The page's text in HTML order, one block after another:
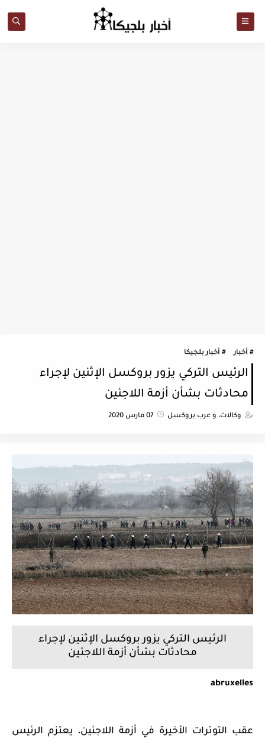
أخبار أخبار بلجيكا
الرئيس التركي يزور بروكسل الإثنين لإجراء
محادثات بشأن أزمة اللاجئين
وكالات، و عرب بروكسل 07 مارس 2020
الرئيس التركي يزور بروكسل الإثنين لإجراء
محادثات بشأن أزمة اللاجئين
abruxelles
عقب التوترات الأخيرة في أزمة اللاجئين، يعتزم الرئيس